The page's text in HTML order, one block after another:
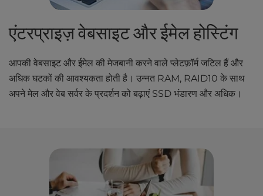
एंटरप्राइज़ वेबसाइट और ईमेल होस्टिंग
आपकी वेबसाइट और ईमेल की मेजबानी करने वाले प्लेटफ़ॉर्म जटिल हैं और
अधिक घटकों की आवश्यकता होती है। उन्नत RAM, RAID10 के साथ
अपने मेल और वेब सर्वर के प्रदर्शन को बढ़ाएं SSD भंडारण और अधिक।